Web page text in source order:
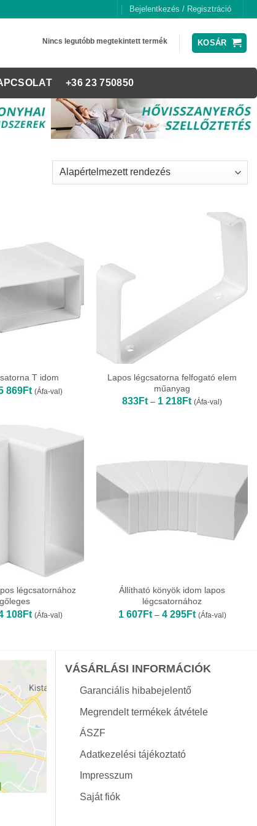
Bejelentkezés / Regisztráció
Nincs legutóbb megtekintett termék KOSÁR
+36 23 750850
T idom
869FtÁrtartomány:
1
(Áfa-val)
Lapos légcsatorna felfogató elem
műanyag
833Ft – 1 218FtÁrtartomány:
833Ft
(Áfa-val)
légcsatornához
108FtÁrtartomány:
1
(Áfa-val)
Állítható könyök idom lapos
légcsatornához
1 607Ft – 4 295FtÁrtartomány:
1
(Áfa-val)
VÁSÁRLÁSI INFORMÁCIÓK
Garanciális hibabejelentő
Megrendelt termékek átvétele
ÁSZF
Adatkezelési tájékoztató
Impresszum
Saját fiók